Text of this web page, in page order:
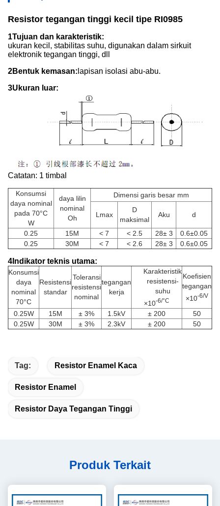
Resistor tegangan tinggi kecil tipe RI0985
1Tujuan dan karakteristik:
ukuran kecil, stabilitas suhu, digunakan dalam sirkuit
elektronik tegangan tinggi, dll
2Bentuk kemasan: lapisan isolasi abu-abu.
3Ukuran luar:
Catatan: 1 timbal
Konsumsi
daya nominal
pada 70°C
W
daya lilin
nominal
Oh
Dimensi garis besar mm
Lmax
D
maksimal
Aku d
0.25 15M < 7 < 2.5 28± 3
0.6±0.05
0.25
30M < 7 < 2.6 28± 3 0.6±0.05
4Indikator teknis utama:
Konsumsi
daya
nominal
70°C
Resistensi
standar
Toleransi
resistensi
nominal
tegangan
kerja
Karakteristik
resistensi-
suhu
×10-6/°C
Koefisien
tegangan
×10-6/V
0.25W 15M ± 3% 1.5kV ± 200
50
0.25W
30M ± 3% 2.3kV ± 200 50
Tag: Resistor Enamel Kaca
Resistor Enamel
Resistor Daya Tegangan Tinggi
Produk Terkait